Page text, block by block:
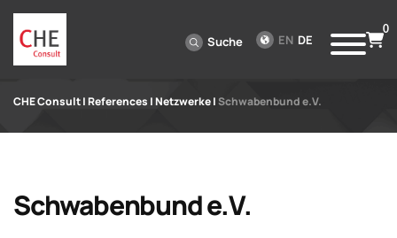
Suche EN DE
0
CHE Consult|References |Netzwerke|Schwabenbund e.V.
Schwabenbund e.V.